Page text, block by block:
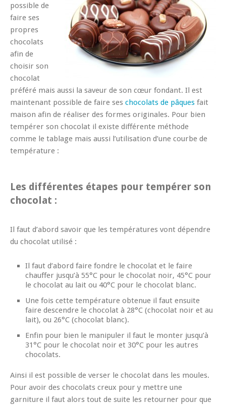
possible de
faire ses
propres
chocolats
afin de
choisir son
chocolat
préféré mais aussi la saveur de son cœur fondant. Il est
maintenant possible de faire ses chocolats de pâques fait
maison afin de réaliser des formes originales. Pour bien
tempérer son chocolat il existe différente méthode
comme le tablage mais aussi l’utilisation d’une courbe de
température :
Les différentes étapes pour tempérer son
chocolat :
Il faut d’abord savoir que les températures vont dépendre
du chocolat utilisé :
Il faut d’abord faire fondre le chocolat et le faire
chauffer jusqu’à 55°C pour le chocolat noir, 45°C pour
le chocolat au lait ou 40°C pour le chocolat blanc.
Une fois cette température obtenue il faut ensuite
faire descendre le chocolat à 28°C (chocolat noir et au
lait), ou 26°C (chocolat blanc).
Enfin pour bien le manipuler il faut le monter jusqu’à
31°C pour le chocolat noir et 30°C pour les autres
chocolats.
Ainsi il est possible de verser le chocolat dans les moules.
Pour avoir des chocolats creux pour y mettre une
garniture il faut alors tout de suite les retourner pour que